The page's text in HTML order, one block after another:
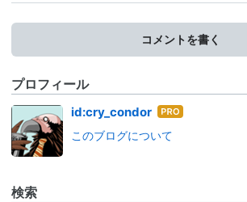
コメントを書く
プロフィール
id:cry_condor はて
ログ
このブログについて
検索